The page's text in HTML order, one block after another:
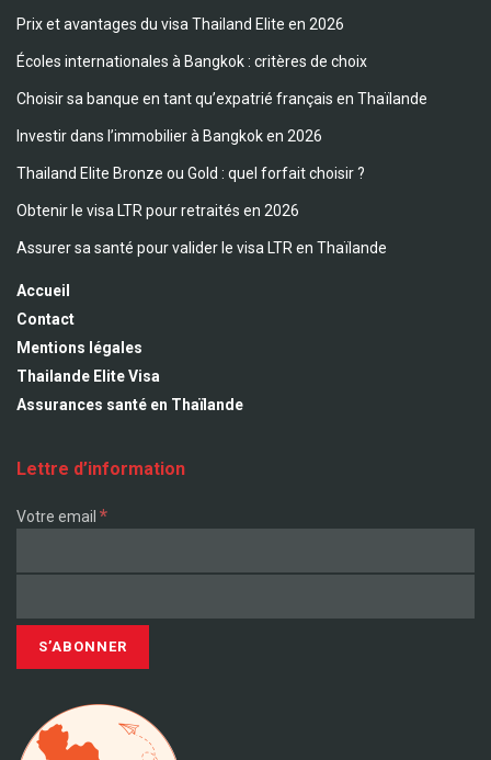
Prix et avantages du visa Thailand Elite en 2026
Écoles internationales à Bangkok : critères de choix
Choisir sa banque en tant qu’expatrié français en Thaïlande
Investir dans l’immobilier à Bangkok en 2026
Thailand Elite Bronze ou Gold : quel forfait choisir ?
Obtenir le visa LTR pour retraités en 2026
Assurer sa santé pour valider le visa LTR en Thaïlande
Accueil
Contact
Mentions légales
Thailande Elite Visa
Assurances santé en Thaïlande
Lettre d’information
Votre email *